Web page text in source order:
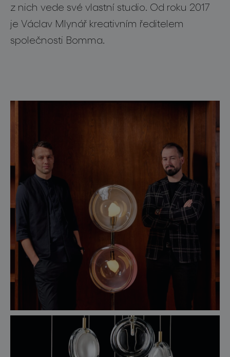
sledujte nás
z nich vede své vlastní studio. Od roku 2017
je Václav Mlynář kreativním ředitelem
společnosti Bomma.